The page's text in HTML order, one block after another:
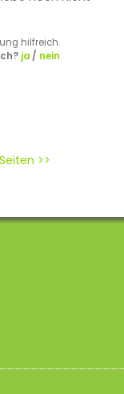
hilfreich.
ja/ nein
>>